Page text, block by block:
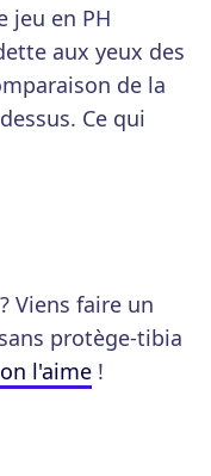
jeu en PH
aux yeux des
de la
Ce qui
Viens faire un
protège-tibia
l'aime !